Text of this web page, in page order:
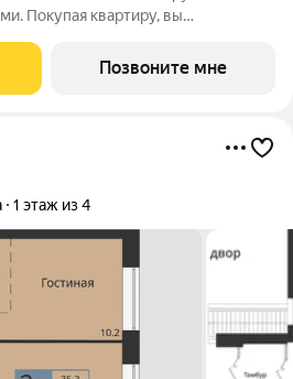
Покупая квартиру, вы
Газовая котельная, Усиленная
Позвоните мне
1 этаж из 4